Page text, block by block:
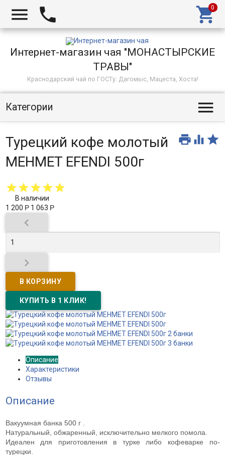
  
Интернет-магазин чая "МОНАСТЫРСКИЕ
ТРАВЫ"
Краснодарский чай по ГОСТу: Дагомыс, Мацеста, Хоста!
Категории 
  
Турецкий кофе молотый
MEHMET EFENDI 500г
В наличии
1 200 Р 1 063 Р


Описание
Характеристики
Отзывы
Описание
Вакуумная банка 500 г .
Натуральный, обжаренный, исключительно мелкого помола.
Идеален для приготовления в турке либо кофеварке по-
турецки.